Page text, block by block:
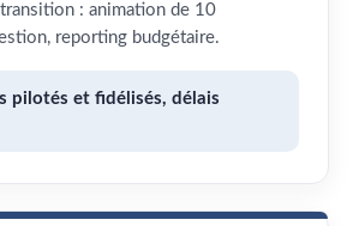
: animation de 10
reporting budgétaire.
pilotés et fidélisés, délais